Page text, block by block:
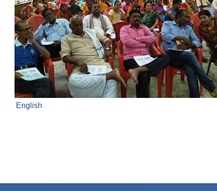
English